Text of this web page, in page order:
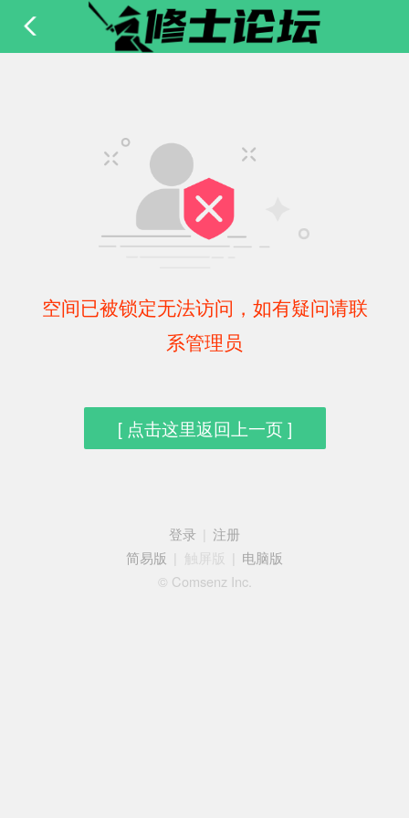
空间已被锁定无法访问，如有疑问请联
系管理员
[ 点击这里返回上一页 ]
登录
注册
简易版
触屏版
电脑版
© Comsenz Inc.